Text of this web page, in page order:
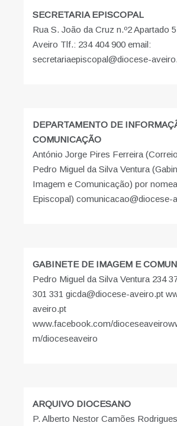
SECRETARIA EPISCOPAL
Rua S. João da Cruz n.º2 Apartado
Aveiro Tlf.: 234 404 900 email:
secretariaepiscopal@diocese-
DEPARTAMENTO DE
COMUNICAÇÃO
António Jorge Pires Ferreira
Pedro Miguel da Silva Ventura
Imagem e Comunicação) por
Episcopal) comunicacao@diocese-
GABINETE DE IMAGEM E
Pedro Miguel da Silva Ventura 234
301 331 gicda@diocese-aveiro.pt
aveiro.pt
www.facebook.com/dioceseaveiro
m/dioceseaveiro
ARQUIVO DIOCESANO
P. Alberto Nestor Camões